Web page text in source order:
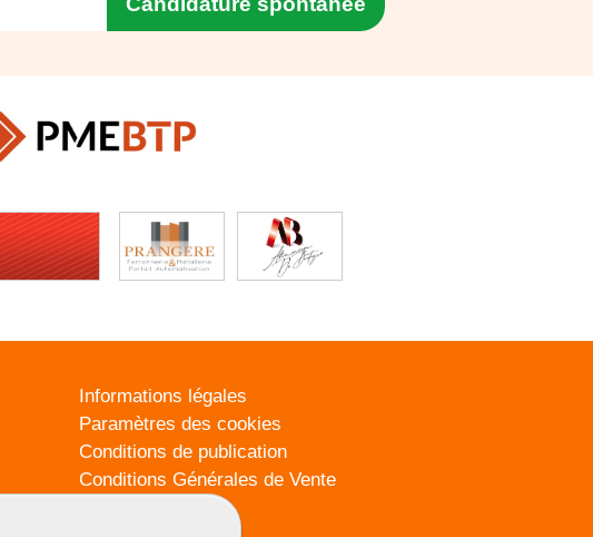
Informations légales
Paramètres des cookies
Conditions de publication
Conditions Générales de Vente